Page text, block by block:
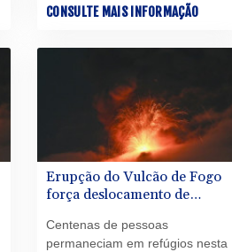
contra oito homens suspeitos de
atentados contra os poderes
eleições de outubro, nas quais o
presidente Luiz Inácio Lula da
Silva (PT) tentará um quarto
CONSULTE MAIS INFORMAÇÃO
Erupção do Vulcão de Fogo
força deslocamento de
Guatemala
Centenas de pessoas
permaneciam em refúgios nesta